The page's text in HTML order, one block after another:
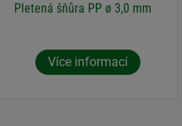
Pletená šňůra PP ø 3,0 mm
Více informací